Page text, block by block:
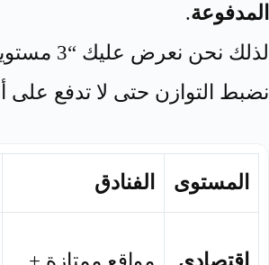
المدفوعة.
لذلك نحن
نضبط التوازن حتى لا تدفع على
المستوى الفنادق